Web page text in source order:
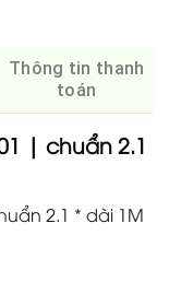
Thông tin thanh
toán
| chuẩn 2.1
2.1 * dài 1M